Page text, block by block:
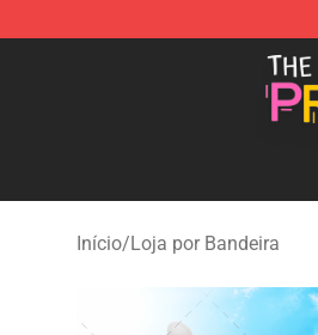
The Pride Shop - Official
Início/Loja por Bandeira